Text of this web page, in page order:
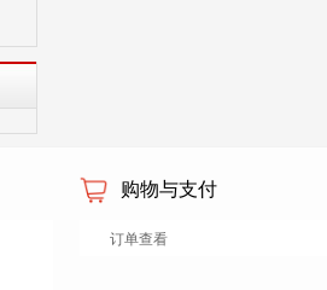
购物与支付
订单查看